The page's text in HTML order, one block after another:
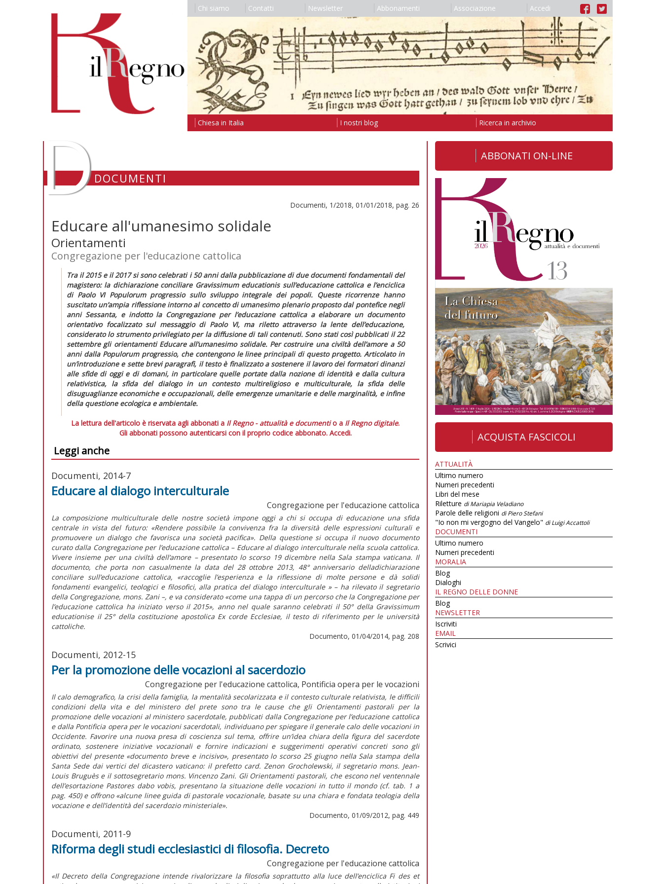
Chi siamo Contatti Newsletter Abbonamenti Associazione Accedi
Chiesa in Italia I nostri blog Ricerca in archivio
DDOCUMENTI
Documenti, 1/2018, 01/01/2018, pag. 26
Educare all'umanesimo solidale
Orientamenti
Congregazione per l'educazione cattolica
Tra il 2015 e il 2017 si sono celebrati i 50 anni dalla pubblicazione di due documenti fondamentali del
magistero: la dichiarazione conciliare Gravissimum educationissull’educazione cattolica e l’enciclica
di Paolo VI Populorum progressiosullo sviluppo integrale dei popoli. Queste ricorrenze hanno
suscitato un’ampia riflessione intorno al concetto diumanesimo plenarioproposto dal pontefice negli
anni Sessanta, e indotto la Congregazione per l’educazione cattolica a elaborare un documento
orientativo focalizzato sul messaggio di Paolo VI, ma riletto attraverso la lente dell’educazione,
considerato lo strumento privilegiato per la diffusione di tali contenuti. Sono stati così pubblicati il 22
settembre gli orientamenti Educare all’umanesimo solidale. Per costruire una civiltà dell’amore a 50
anni dallaPopulorum progressio, che contengono le linee principali di questo progetto. Articolato in
un’introduzione e sette brevi paragrafi, il testo è finalizzato a sostenere il lavoro dei formatori dinanzi
alle sfide di oggi e di domani, in particolare quelle portate dalla nozione di identità e dalla cultura
relativistica, la sfida del dialogo in un contesto multireligioso e multiculturale, la sfida delle
disuguaglianze economiche e occupazionali, delle emergenze umanitarie e delle marginalità, e infine
della questione ecologica e ambientale.
La lettura dell'articolo è riservata agli abbonati a Il Regno - attualità e documentio a Il Regno digitale.
Gli abbonati possono autenticarsi con il proprio codice abbonato. Accedi.
Leggi anche
Documenti, 2014-7
Educare al dialogo interculturale
Congregazione per l'educazione cattolica
La composizione multiculturale delle nostre società impone oggi a chi si occupa di educazione una sfida
centrale in vista del futuro: «Rendere possibile la convivenza fra la diversità delle espressioni culturali e
promuovere un dialogo che favorisca una società pacifica». Della questione si occupa il nuovo documento
curato dalla Congregazione per l’educazione cattolica – Educare al dialogo interculturale nella scuola cattolica.
Vivere insieme per una civiltà dell’amore – presentato lo scorso 19 dicembre nella Sala stampa vaticana. Il
documento, che porta non casualmente la data del 28 ottobre 2013, 48° anniversario delladichiarazione
conciliare sull’educazione cattolica, «raccoglie l’esperienza e la riflessione di molte persone e dà solidi
fondamenti evangelici, teologici e filosofici, alla pratica del dialogo interculturale » – ha rilevato il segretario
della Congregazione, mons. Zani –, e va considerato «come una tappa di un percorso che la Congregazione per
l’educazione cattolica ha iniziato verso il 2015», anno nel quale saranno celebrati il 50° della Gravissimum
educationise il 25° della costituzione apostolica Ex corde Ecclesiae, il testo di riferimento per le università
cattoliche.
Documento, 01/04/2014, pag. 208
Documenti, 2012-15
Per la promozione delle vocazioni al sacerdozio
Congregazione per l'educazione cattolica, Pontificia opera per le vocazioni
Il calo demografico, la crisi della famiglia, la mentalità secolarizzata e il contesto culturale relativista, le difficili
condizioni della vita e del ministero del prete sono tra le cause che gli Orientamenti pastorali per la
promozione delle vocazioni al ministero sacerdotale, pubblicati dalla Congregazione per l’educazione cattolica
e dalla Pontificia opera per le vocazioni sacerdotali, individuano per spiegare il generale calo delle vocazioni in
Occidente. Favorire una nuova presa di coscienza sul tema, offrire un’idea chiara della figura del sacerdote
ordinato, sostenere iniziative vocazionali e fornire indicazioni e suggerimenti operativi concreti sono gli
obiettivi del presente «documento breve e incisivo», presentato lo scorso 25 giugno nella Sala stampa della
Santa Sede dai vertici del dicastero vaticano: il prefetto card. Zenon Grocholewski, il segretario mons. Jean-
Louis Bruguès e il sottosegretario mons. Vincenzo Zani. Gli Orientamenti pastorali, che escono nel ventennale
dell’esortazione Pastores dabo vobis, presentano la situazione delle vocazioni in tutto il mondo (cf. tab. 1 a
pag. 450) e offrono «alcune linee guida di pastorale vocazionale, basate su una chiara e fondata teologia della
vocazione e dell’identità del sacerdozio ministeriale».
Documento, 01/09/2012, pag. 449
Documenti, 2011-9
Riforma degli studi ecclesiastici di filosofia. Decreto
Congregazione per l'educazione cattolica
«Il Decreto della Congregazione intende rivalorizzare la filosofia soprattutto alla luce dell’enciclica Fi des et
ABBONATI ON-LINE
ACQUISTA FASCICOLI
ATTUALITÀ
Ultimo numero
Numeri precedenti
Libri del mese
Riletture di Mariapia Veladiano
Parole delle religioni di Piero Stefani
"Io non mi vergogno del Vangelo" di Luigi Accattoli
DOCUMENTI
Ultimo numero
Numeri precedenti
MORALIA
Blog
Dialoghi
IL REGNO DELLE DONNE
Blog
NEWSLETTER
Iscriviti
EMAIL
Scrivici